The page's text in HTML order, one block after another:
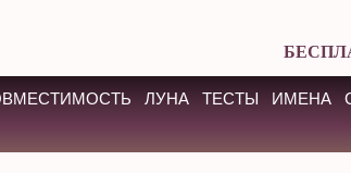
ЛУНА ТЕСТЫ ИМЕНА